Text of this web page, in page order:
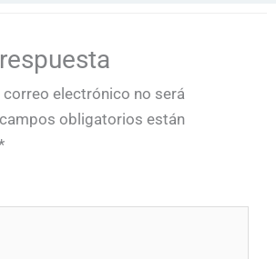
correo electrónico no será
obligatorios están